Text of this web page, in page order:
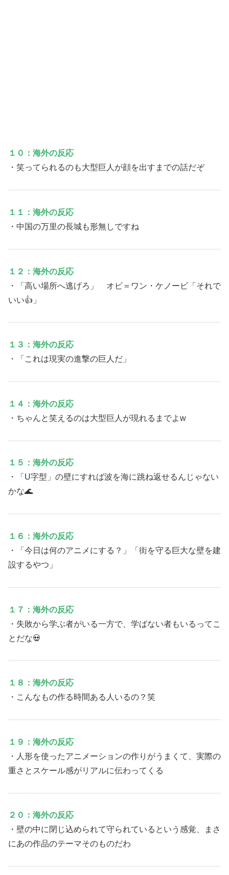
１０：海外の反応
・笑ってられるのも大型巨人が顔を出すまでの話だぞ
１１：海外の反応
・中国の万里の長城も形無しですね
１２：海外の反応
・「高い場所へ逃げろ」 オビ＝ワン・ケノービ「それで
いい👍」
１３：海外の反応
・「これは現実の進撃の巨人だ」
１４：海外の反応
・ちゃんと笑えるのは大型巨人が現れるまでよw
１５：海外の反応
・「U字型」の壁にすれば波を海に跳ね返せるんじゃない
かな🌊
１６：海外の反応
・「今日は何のアニメにする？」「街を守る巨大な壁を建
設するやつ」
１７：海外の反応
・失敗から学ぶ者がいる一方で、学ばない者もいるってこ
とだな💀
１８：海外の反応
・こんなもの作る時間ある人いるの？笑
１９：海外の反応
・人形を使ったアニメーションの作りがうまくて、実際の
重さとスケール感がリアルに伝わってくる
２０：海外の反応
・壁の中に閉じ込められて守られているという感覚、まさ
にあの作品のテーマそのものだわ